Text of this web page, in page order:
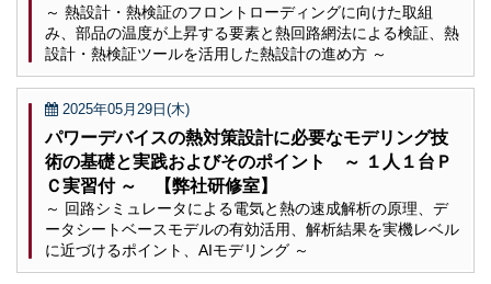
～ 熱設計・熱検証のフロントローディングに向けた取組
み、部品の温度が上昇する要素と熱回路網法による検証、熱
設計・熱検証ツールを活用した熱設計の進め方 ～
2025年05月29日(木)
パワーデバイスの熱対策設計に必要なモデリング技
術の基礎と実践およびそのポイント ～ １人１台Ｐ
Ｃ実習付 ～ 【弊社研修室】
～ 回路シミュレータによる電気と熱の速成解析の原理、デ
ータシートベースモデルの有効活用、解析結果を実機レベル
に近づけるポイント、AIモデリング ～